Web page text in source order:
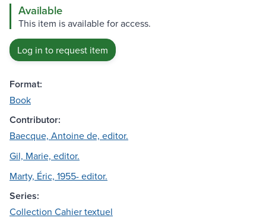
Available
This item is available for access.
Log in to request item
Format:
Book
Contributor:
Baecque, Antoine de, editor.
Gil, Marie, editor.
Marty, Éric, 1955- editor.
Series:
Collection Cahier textuel